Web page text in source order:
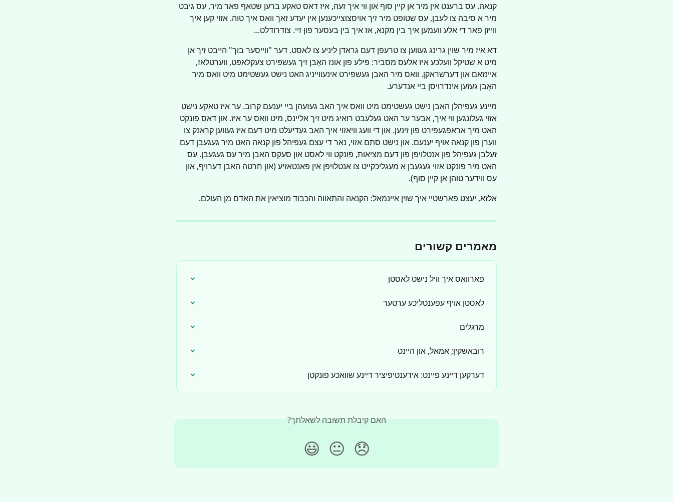
קנאה. עס ברענט אין מיר אן קיין סוף און ווי איך זעה, איז דאס טאקע ברען שטאף פאר מיר, עס גיבט
מיר א סיבה צו לעבן, עס שטופט מיר זיך אויסצוצייכענען אין יעדע זאך וואס איך טוה. אזוי קען איך
ווייזן פאר די אלע וועמען איך בין מקנא, אז איך בין בעסער פון זיי. צודרודלט...
דא איז מיר שוין גרינג געווען צו טרעפן דעם גראדן ליניע צו לאסט. דער "ווייסער בוך" הייבט זיך אן
מיט א שטיקל וועלכע איז אלעס מסביר: פילע פון אונז האָבן זיך געשפּירט צעקלאפּט, ווערטלאז,
איינזאם און דערשראקן. וואס מיר האבן געשפירט אינעווייניג האט נישט געשטימט מיט וואס מיר
האָבן געזען אינדרויסן ביי אנדערע.
מיינע געפיהלן האבן נישט געשטימט מיט וואס איך האב געזעהן ביי יענעם קרוב. ער איז טאקע נישט
אזוי געלונגען ווי איך, אבער ער האט געלעבט רואיג מיט זיך אליינס, מיט וואס ער איז. און דאס פונקט
האט מיך אראפגעפירט פון זינען. און די וועג וויאזוי איך האב געדיעלט מיט דעם איז געווען קראנק צו
ווערן פון קנאה אויף יענעם. און נישט סתם אזוי, נאר די עצם געפיהל פון קנאה האט מיר געגעבן דעם
זעלבן געפיהל פון אנטלויפן פון דעם מציאות, פונקט ווי לאסט און סעקס האבן מיר עס געגעבן. עס
האט מיר פונקט אזוי געגעבן א מעגליכקייט צו אנטלויפן אין פאנטאזיע (און חרטה האבן דערויף, און
עס ווידער טוהן אן קיין סוף).
אלזא, יעצט פארשטיי איך שוין איינמאל: הקנאה והתאווה והכבוד מוציאין את האדם מן העולם.
מאמרים קשורים
פארוואס איך וויל נישט לאסטן
לאסטן אויף עפענטליכע ערטער
מרגלים
רובאשקין; אמאל, און היינט
דערקען דיינע פיינט: אידענטיפיציר דיינע שוואכע פונקטן
האם קיבלת תשובה לשאלתך?
😞
😐
😃